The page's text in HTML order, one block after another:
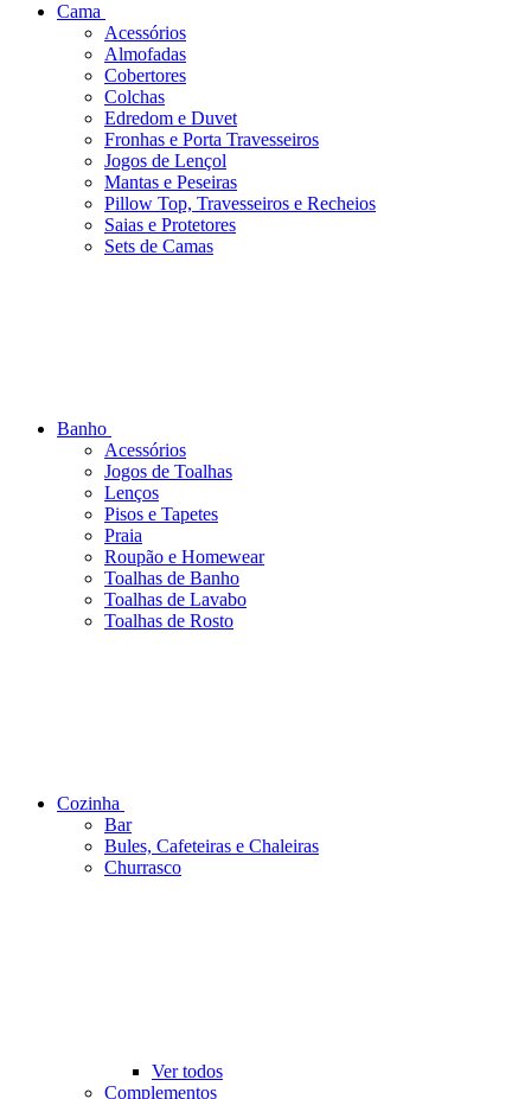
Cama
Acessórios
Almofadas
Cobertores
Colchas
Edredom e Duvet
Fronhas e Porta Travesseiros
Jogos de Lençol
Mantas e Peseiras
Pillow Top, Travesseiros e Recheios
Saias e Protetores
Sets de Camas
Banho
Acessórios
Jogos de Toalhas
Lenços
Pisos e Tapetes
Praia
Roupão e Homewear
Toalhas de Banho
Toalhas de Lavabo
Toalhas de Rosto
Cozinha
Bar
Bules, Cafeteiras e Chaleiras
Churrasco
Ver todos
Complementos